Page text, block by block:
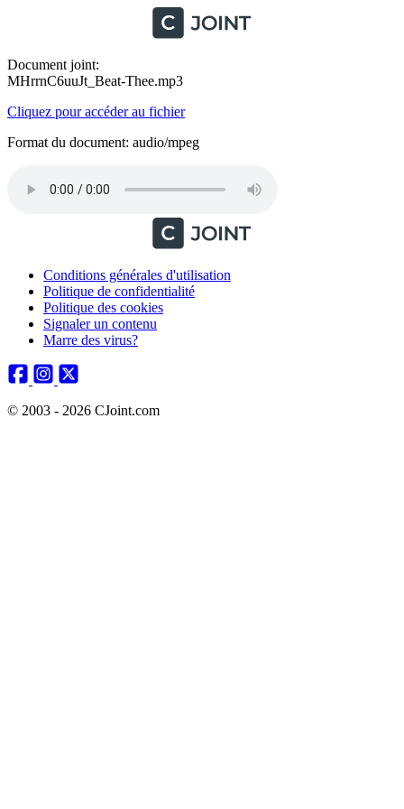
Document joint:
MHrrnC6uuJt_Beat-Thee.mp3
Cliquez pour accéder au fichier
Format du document: audio/mpeg
Conditions générales d'utilisation
Politique de confidentialité
Politique des cookies
Signaler un contenu
Marre des virus?
© 2003 - 2026 CJoint.com